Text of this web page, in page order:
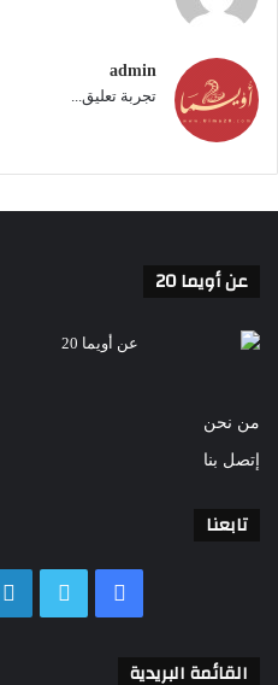
admin
تجربة تعليق...
عن أويما 20
من نحن
إتصل بنا
تابعنا
فيسبوك
القائمة البريدية